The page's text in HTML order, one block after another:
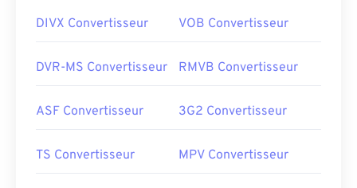
DIVX Convertisseur VOB Convertisseur
DVR-MS Convertisseur RMVB Convertisseur
ASF Convertisseur 3G2 Convertisseur
TS Convertisseur MPV Convertisseur